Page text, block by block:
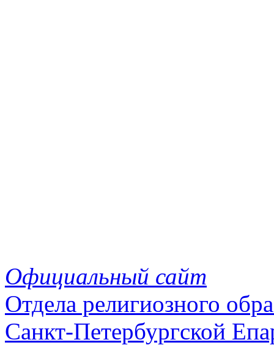
Официальный сайт
Отдела религиозного
Санкт-Петербургской